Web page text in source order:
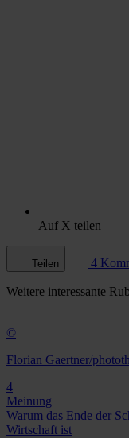
Auf X teilen
Teilen 4
Weitere interessante
©
Florian Gaertner/
4
Meinung
Warum das Ende der
Wirtschaft ist